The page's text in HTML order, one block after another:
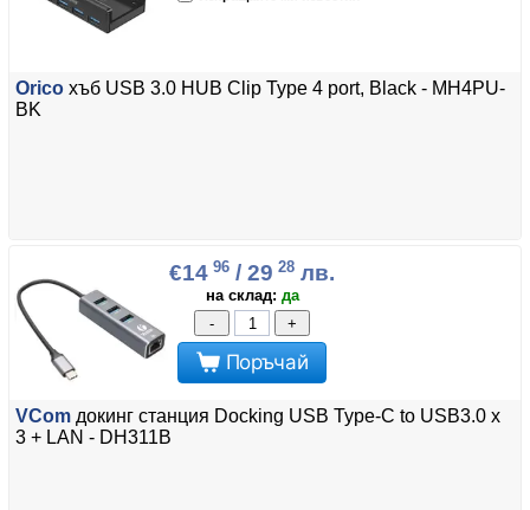
Orico хъб USB 3.0 HUB Clip Type 4 port, Black - MH4PU-
BK
€14 96 / 29 28 лв.
на склад: да
-
+
Поръчай
VCom докинг станция Docking USB Type-C to USB3.0 x
3 + LAN - DH311B